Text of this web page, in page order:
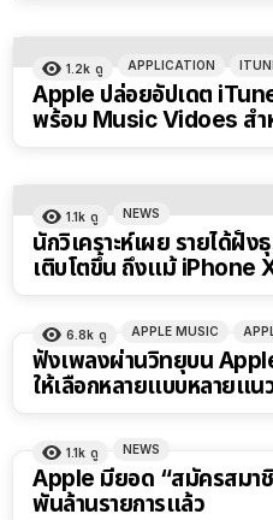
1.2k ดู APPLICATION
Apple ปล่อยอัปเดต
พร้อม Music Vidoes สำ
1.1k ดู NEWS
นักวิเคราะห์เผย รายได้ฝั่
เติบโตขึ้น ถึงแม้ iPhone
6.8k ดู APPLE MUSIC
ฟังเพลงผ่านวิทยุบน
ให้เลือกหลายแบบหลายแน
1.1k ดู NEWS
Apple มียอด “สมัครสมาชิ
พันล้านรายการแล้ว